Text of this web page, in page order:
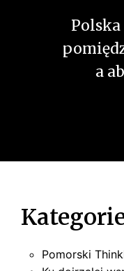
a
Pomorski